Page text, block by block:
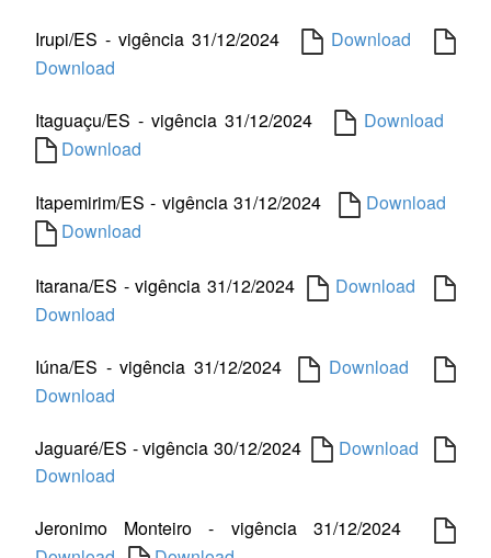
Irupi/ES - vigência 31/12/2024
Download
Download
Itaguaçu/ES - vigência 31/12/2024
Download
Download
Itapemirim/ES - vigência 31/12/2024
Download
Download
Itarana/ES - vigência 31/12/2024
Download
Download
Iúna/ES - vigência 31/12/2024
Download
Download
Jaguaré/ES - vigência 30/12/2024
Download
Download
Jeronimo Monteiro - vigência 31/12/2024